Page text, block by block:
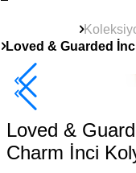
Loved & Guarded
2+ Ürüne +%10
Loved &
Charm İnci